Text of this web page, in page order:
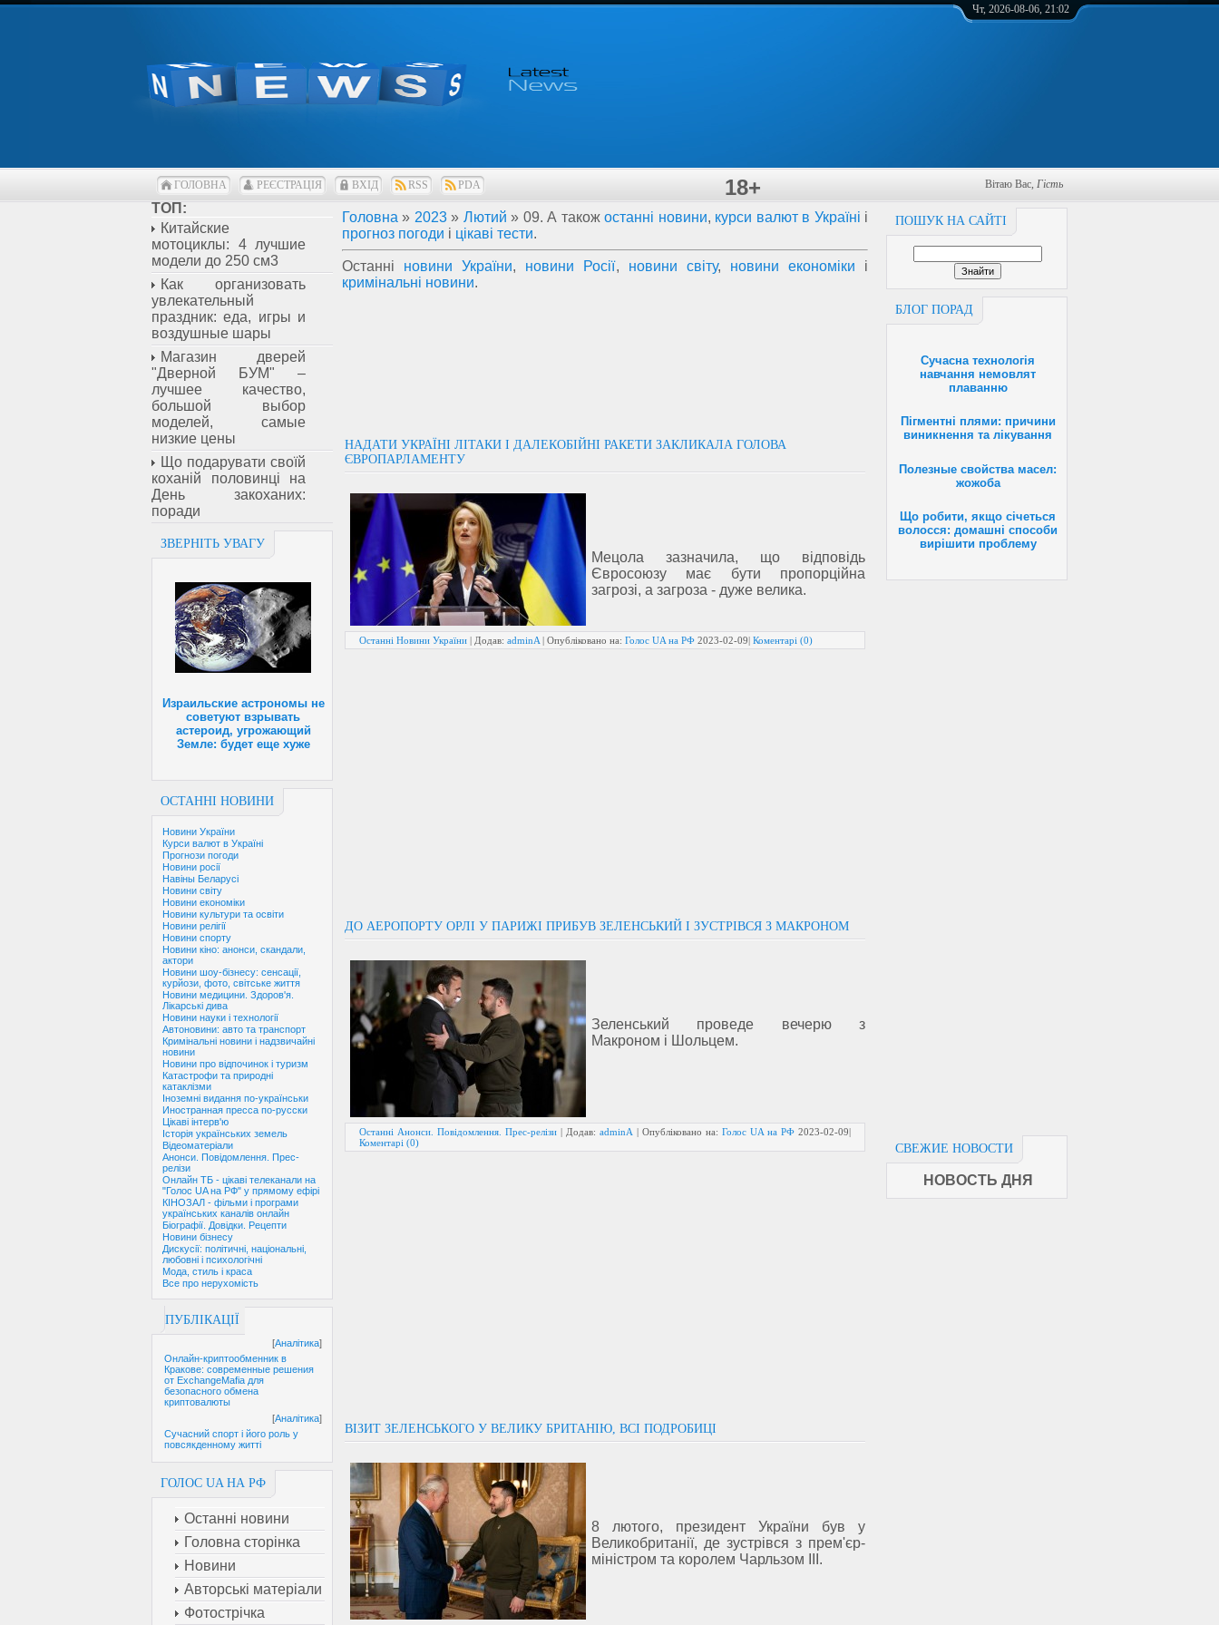
Чт, 2026-08-06, 21:02
ГОЛОВНА РЕЄСТРАЦІЯ ВХІД RSS PDA 18+ Вітаю Вас, Гість
ТОП:
Китайские
мотоциклы: 4 лучшие
модели до 250 см3
Как организовать
увлекательный
праздник: еда, игры и
воздушные шары
Магазин дверей
"Дверной БУМ" –
лучшее качество,
большой выбор
моделей, самые
низкие цены
Що подарувати своїй
коханій половинці на
День закоханих:
поради
ЗВЕРНІТЬ УВАГУ
Израильские астрономы не
советуют взрывать
астероид, угрожающий
Земле: будет еще хуже
ОСТАННІ НОВИНИ
Новини України
Курси валют в Україні
Прогнози погоди
Новини росії
Навіны Беларусі
Новини світу
Новини економіки
Новини культури та освіти
Новини релігії
Новини спорту
Новини кіно: анонси, скандали,
актори
Новини шоу-бізнесу: сенсації,
курйози, фото, світське життя
Новини медицини. Здоров'я.
Лікарські дива
Новини науки і технології
Автоновини: авто та транспорт
Кримінальні новини і надзвичайні
новини
Новини про відпочинок і туризм
Катастрофи та природні
катаклізми
Іноземні видання по-українськи
Иностранная пресса по-русски
Цікаві інтерв'ю
Історія українських земель
Відеоматеріали
Анонси. Повідомлення. Прес-
релізи
Онлайн ТБ - цікаві телеканали на
"Голос UA на РФ" у прямому ефірі
КІНОЗАЛ - фільми і програми
українських каналів онлайн
Біографії. Довідки. Рецепти
Новини бізнесу
Дискусії: політичні, національні,
любовні і психологічні
Мода, стиль і краса
Все про нерухомість
ПУБЛІКАЦІЇ
[Аналітика]
Онлайн-криптообменник в
Кракове: современные решения
от ExchangeMafia для
безопасного обмена
криптовалюты
[Аналітика]
Сучасний спорт і його роль у
повсякденному житті
ГОЛОС UA НА РФ
Останні новини
Головна сторінка
Новини
Авторські матеріали
Фотострічка
ПОШУК НА САЙТІ
БЛОГ ПОРАД
Сучасна технологія
навчання немовлят
плаванню
Пігментні плями: причини
виникнення та лікування
Полезные свойства масел:
жожоба
Що робити, якщо січеться
волосся: домашні способи
вирішити проблему
СВЕЖИЕ НОВОСТИ
НОВОСТЬ ДНЯ
Головна » 2023 » Лютий » 09. А такожостанні новини, курси валют в Україні і
прогноз погоди і цікаві тести.
Останні новини України, новини Росії, новини світу, новини економіки і
кримінальні новини.
НАДАТИ УКРАЇНІ ЛІТАКИ І ДАЛЕКОБІЙНІ РАКЕТИ ЗАКЛИКАЛА ГОЛОВА
ЄВРОПАРЛАМЕНТУ
Мецола зазначила, що відповідь
Євросоюзу має бути пропорційна
загрозі, а загроза - дуже велика.
Останні Новини України | Додав: adminA | Опубліковано на: Голос UA на РФ 2023-02-09| Коментарі (0)
ДО АЕРОПОРТУ ОРЛІ У ПАРИЖІ ПРИБУВ ЗЕЛЕНСЬКИЙ І ЗУСТРІВСЯ З МАКРОНОМ
Зеленський проведе вечерю з
Макроном і Шольцем.
Останні Анонси. Повідомлення. Прес-релізи | Додав:adminA | Опубліковано на: Голос UA на РФ 2023-02-09|
Коментарі (0)
ВІЗИТ ЗЕЛЕНСЬКОГО У ВЕЛИКУ БРИТАНІЮ, ВСІ ПОДРОБИЦІ
8 лютого, президент України був у
Великобританії, де зустрівся з прем'єр-
міністром та королем Чарльзом ІІІ.